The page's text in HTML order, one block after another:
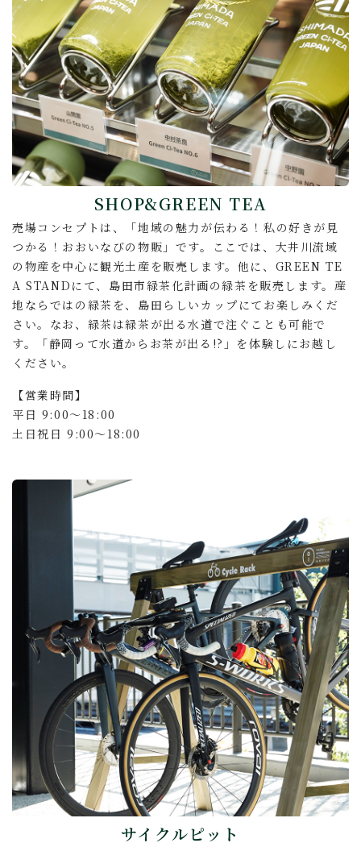
SHOP&GREEN TEA
売場コンセプトは、「地域の魅力が伝わる！私の好きが見
つかる！おおいなびの物販」です。ここでは、大井川流域
の物産を中心に観光土産を販売します。他に、GREEN TE
A STANDにて、島田市緑茶化計画の緑茶を販売します。産
地ならではの緑茶を、島田らしいカップにてお楽しみくだ
さい。なお、緑茶は緑茶が出る水道で注ぐことも可能で
す。「静岡って水道からお茶が出る!?」を体験しにお越し
ください。
【営業時間】
平日 9:00～18:00
土日祝日 9:00～18:00
サイクルピット